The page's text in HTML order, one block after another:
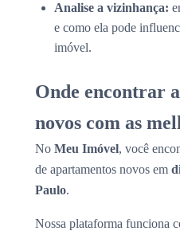
Analise a vizinhança:
e como ela pode
imóvel.
Onde encontrar
novos com as
No Meu Imóvel, você
de apartamentos novos em
Paulo.
Nossa plataforma funciona